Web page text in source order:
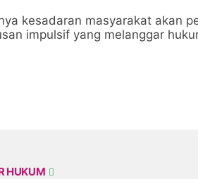
kesadaran masyarakat akan
impulsif yang melanggar
HUKUM